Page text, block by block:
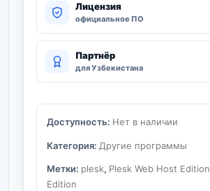
Лицензия
официальное ПО
Партнёр
для Узбекистана
Доступность: Нет в наличии
Категория: Другие программы
Метки: plesk, Plesk Web Host Edition
Edition